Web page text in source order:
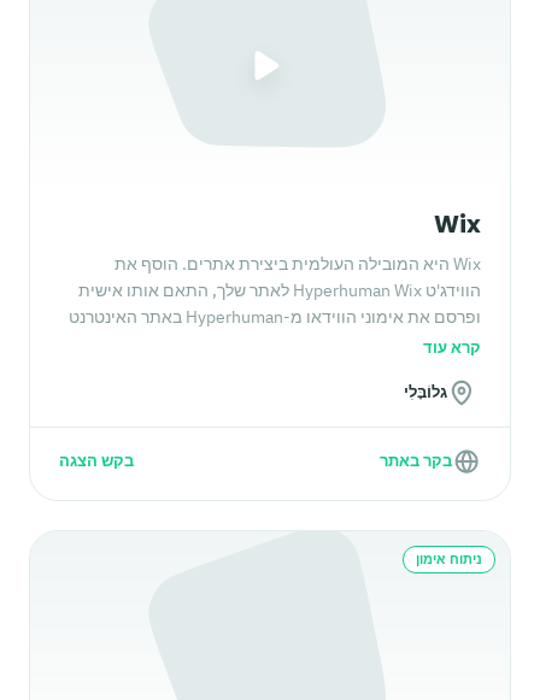
Wix
Wix היא המובילה העולמית ביצירת אתרים. הוסף את
הווידג'ט Hyperhuman Wix לאתר שלך, התאם אותו אישית
ופרסם את אימוני הווידאו מ-Hyperhuman באתר האינטרנט
שלך.
קרא עוד
גלוֹבָּלִי
בקר באתר בקש הצגה
ניתוח אימון